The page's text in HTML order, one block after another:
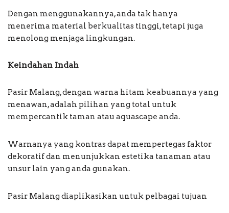
Dengan menggunakannya, anda tak hanya
menerima material berkualitas tinggi, tetapi juga
menolong menjaga lingkungan.
Keindahan Indah
Pasir Malang, dengan warna hitam keabuannya yang
menawan, adalah pilihan yang total untuk
mempercantik taman atau aquascape anda.
Warnanya yang kontras dapat mempertegas faktor
dekoratif dan menunjukkan estetika tanaman atau
unsur lain yang anda gunakan.
Pasir Malang diaplikasikan untuk pelbagai tujuan